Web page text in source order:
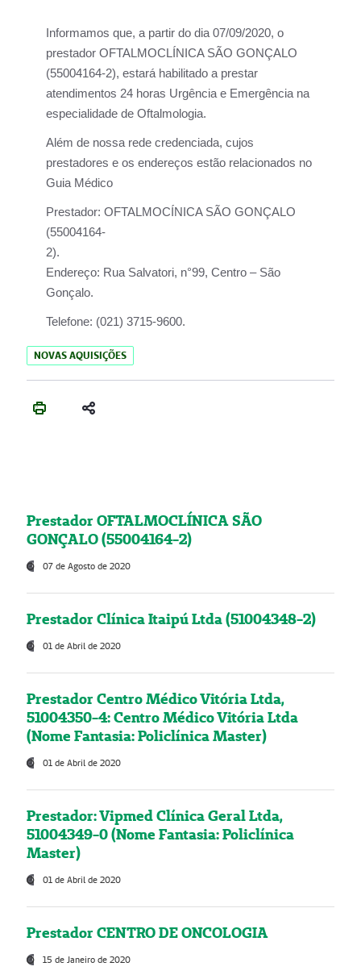
Informamos que, a partir do dia07/09/2020, o
prestador OFTALMOCLÍNICA SÃO GONÇALO
(55004164-2), estará habilitado a prestar
atendimentos 24 horas Urgência e Emergência na
especialidade de Oftalmologia.
Além de nossa rede credenciada, cujos
prestadores e os endereços estão relacionados no
Guia Médico
Prestador: OFTALMOCÍNICA SÃO GONÇALO
(55004164-
2).
Endereço: Rua Salvatori, n°99, Centro – São
Gonçalo.
Telefone: (021) 3715-9600.
NOVAS AQUISIÇÕES
Prestador OFTALMOCLÍNICA SÃO
GONÇALO (55004164-2)
07 de Agosto de 2020
Prestador Clínica Itaipú Ltda (51004348-2)
01 de Abril de 2020
Prestador Centro Médico Vitória Ltda,
51004350-4: Centro Médico Vitória Ltda
(Nome Fantasia: Policlínica Master)
01 de Abril de 2020
Prestador: Vipmed Clínica Geral Ltda,
51004349-0 (Nome Fantasia: Policlínica
Master)
01 de Abril de 2020
Prestador CENTRO DE ONCOLOGIA
15 de Janeiro de 2020